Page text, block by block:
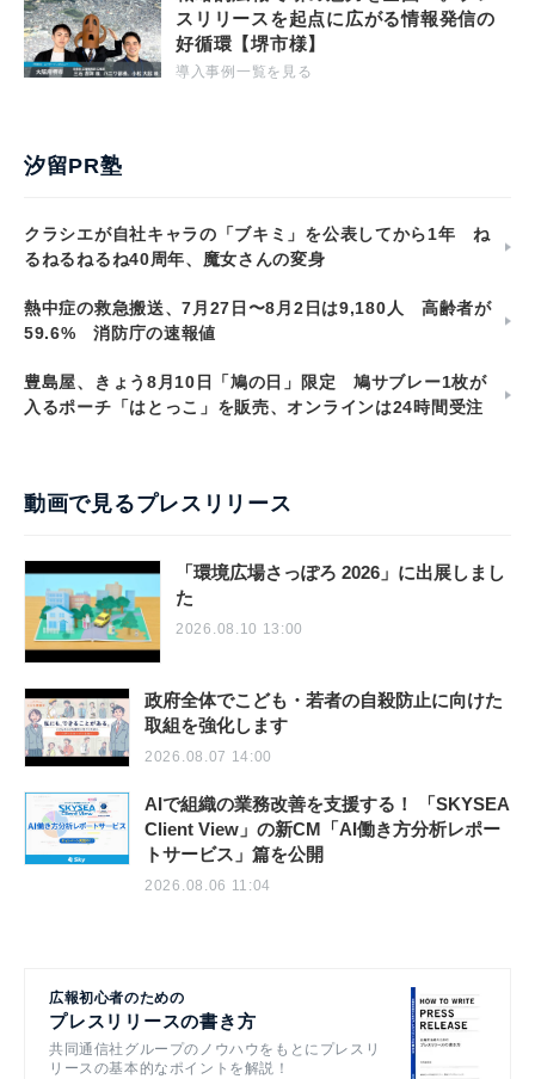
スリリースを起点に広がる情報発信の
好循環【堺市様】
導入事例一覧を見る
汐留PR塾
クラシエが自社キャラの「ブキミ」を公表してから1年 ね
るねるねるね40周年、魔女さんの変身
熱中症の救急搬送、7月27日〜8月2日は9,180人 高齢者が
59.6% 消防庁の速報値
豊島屋、きょう8月10日「鳩の日」限定 鳩サブレー1枚が
入るポーチ「はとっこ」を販売、オンラインは24時間受注
動画で見るプレスリリース
「環境広場さっぽろ 2026」に出展しまし
た
2026.08.10 13:00
政府全体でこども・若者の自殺防止に向けた
取組を強化します
2026.08.07 14:00
AIで組織の業務改善を支援する！ 「SKYSEA
Client View」の新CM「AI働き方分析レポー
トサービス」篇を公開
2026.08.06 11:04
広報初心者のための
プレスリリースの書き方
共同通信社グループのノウハウをもとにプレスリ
リースの基本的なポイントを解説！